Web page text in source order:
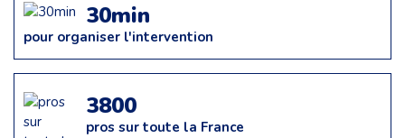
30min
pour organiser l'intervention
3800
pros sur toute la France